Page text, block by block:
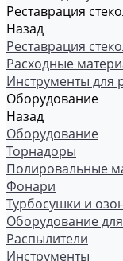
Реставрация
Назад
Реставрация
Расходные
Инструменты для
Оборудование
Назад
Оборудование
Торнадоры
Полировальные
Фонари
Турбосушки и
Оборудование
Распылители
Инструменты